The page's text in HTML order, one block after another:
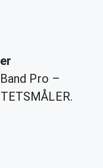
Pro –